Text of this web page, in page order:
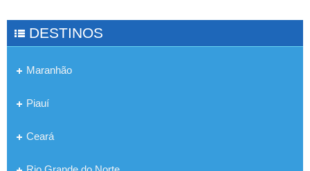
DESTINOS
Maranhão
Piauí
Ceará